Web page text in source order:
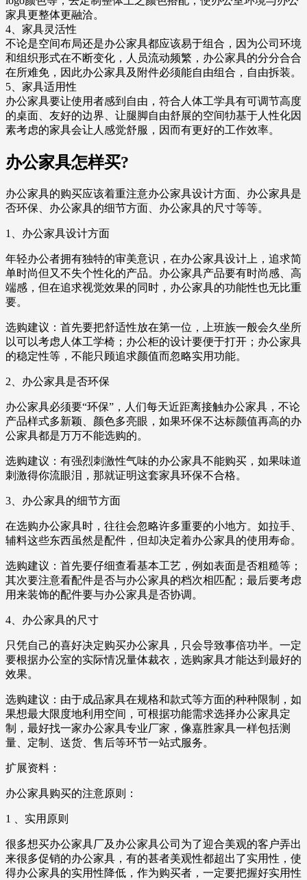
家具更整体更融洽。
4、家具灵活性
不论是空间布局还是办公家具都应该易于组合，因为公司环境
和组织形式在不断变化，人员流动频繁，办公家具的分分合合
在所难免，因此办公家具及附件必须能自由组合，自由拆装。
5、家具适用性
办公家具要让使用者感到自由，符合人体工学具有可调节高度
的桌面、友好的边界、让腿脚自由舒展的空间牞基于人性化因
素考虑的家具会让人感觉舒服，因而有更好的工作效率。
办公家具怎样买?
办公家具的购买应该着重注意办公家具设计方面、办公家具是
否环保、办公家具的细节方面、办公家具的尺寸等等。
1、办公家具设计方面
年轻办公者拥有独特的审美意识，在办公家具设计上，追求简
单时尚但又不失个性化的产品。办公家具产品要有时尚感、高
端感，但在追求视觉效果的同时，办公家具的功能性也无比重
要。
选购建议：首先要把舒适性放在第一位，上班族一般会久坐所
以可以考虑人体工学椅；办公柜的设计要便于打开；办公家具
的稳定性等，不能只顾追求颜值而忽略实用功能。
2、办公家具是否环保
办公家具必须要“环保”，人们每天近距离接触办公家具，不论
产品样式多新颖、颜色多亮眼，如果环保不达标颜值再高的办
公家具都是万万不能选购的。
选购建议：有强烈刺激性气味的办公家具不能购买，如果味道
刺激得你流眼泪，那就证明这套家具环保不合格。
3、办公家具的细节方面
在选购办公家具时，往往会忽略许多重要的小地方。如拉手、
辅料这些东西虽然是配件，但却决定着办公家具的使用寿命。
选购建议：首先要仔细查看基本工艺，例如表面是否粗糙等；
其次要注意看配件是否与办公家具的档次相匹配；最后要考虑
用来装饰的配件要与办公家具是否协调。
4、办公家具的尺寸
只凭自己的喜好决定购买办公家具，只会导致事倍功半。一定
要根据办公室的实际情况量体裁衣，选购家具才能达到最好的
效果。
选购建议：由于成品家具在规格和款式等方面的种种限制，如
果想最大限度地利用空间，可根据功能需求选择办公家具定
制，最好找一家办公家具专业厂家，像嘉胜家具一样包括测
量、定制、送货、售后等环节一站式服务。
扩展资料：
办公家具购买的注意原则：
1 、实用原则
很多想买办公家具厂及办公家具公司为了迎合美观的客户弄出
来很多促销的办公家具，有的甚者美观性都超出了实用性，使
得办公家具的实用性降低，作为购买者，一定要把握好实用性